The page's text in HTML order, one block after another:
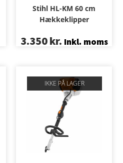
Stihl HL-KM 60 cm
Hækkeklipper
3.350kr. Inkl. moms
IKKE PÅ LAGER